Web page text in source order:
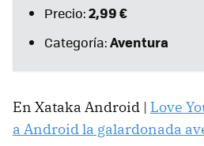
Precio:2,99 €
Categoría:Aventura
En Xataka Android | Love
a Android la galardonada